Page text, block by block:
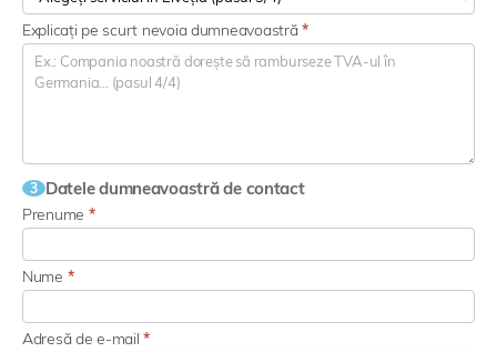
Explicați pe scurt nevoia dumneavoastră*
3 Datele dumneavoastră de contact
Prenume *
Nume *
Adresă de e-mail*